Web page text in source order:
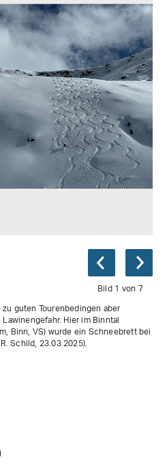
Bild 1 von 7
guten Tourenbedingen aber
Hier im Binntal
Binn, VS) wurde ein Schneebrett bei
Schild, 23.03.2025).